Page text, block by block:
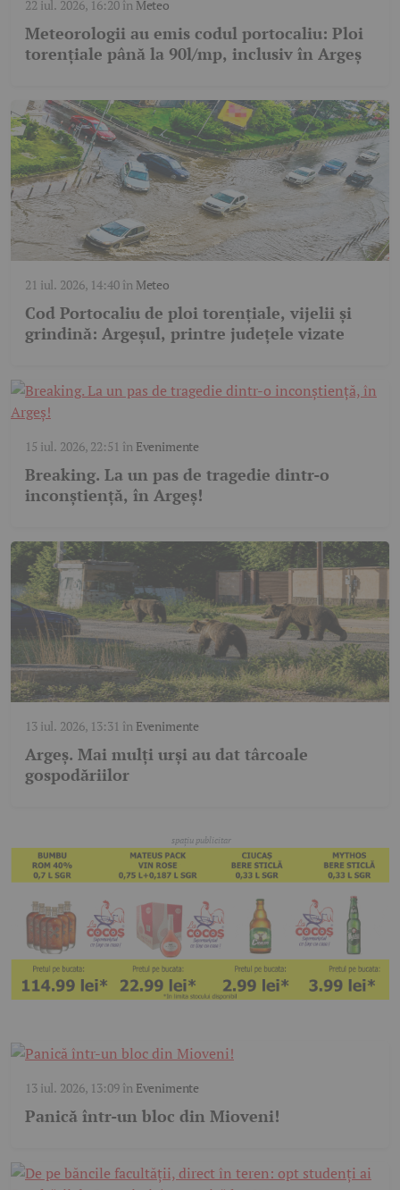
22 iul. 2026, 16:20în Meteo
Meteorologii au emis codul portocaliu: Ploi
torențiale până la 90l/mp, inclusiv în Argeș
21 iul. 2026, 14:40în Meteo
Cod Portocaliu de ploi torențiale, vijelii și
grindină: Argeșul, printre județele vizate
15 iul. 2026, 22:51 în Evenimente
Breaking. La un pas de tragedie dintr-o
inconștiență, în Argeș!
13 iul. 2026, 13:31 în Evenimente
Argeș. Mai mulți urși au dat târcoale
gospodăriilor
13 iul. 2026, 13:09în Evenimente
Panică într-un bloc din Mioveni!